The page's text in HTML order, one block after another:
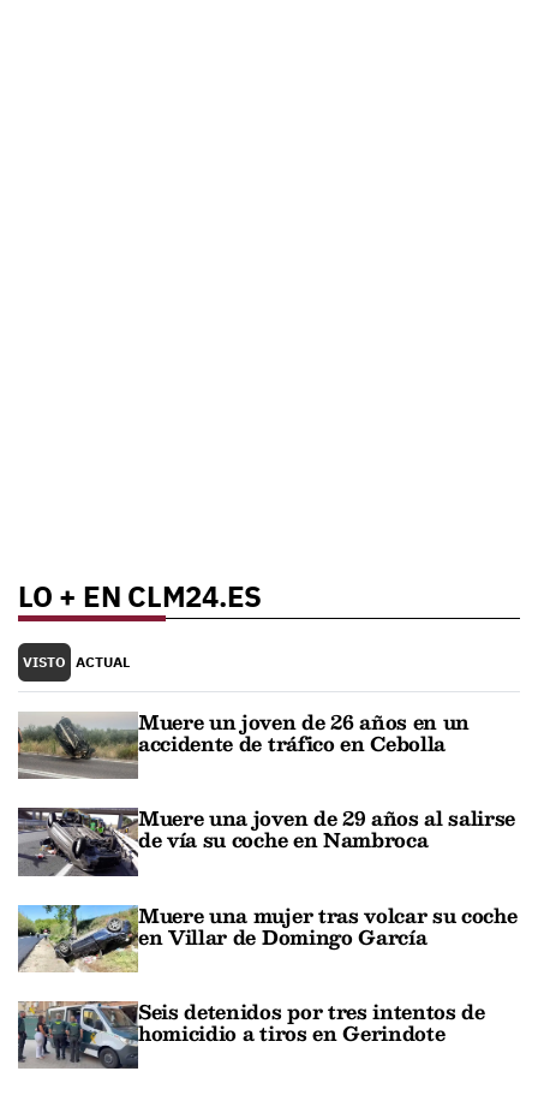
LO + EN CLM24.ES
VISTO ACTUAL
Muere un joven de 26 años en un
accidente de tráfico en Cebolla
Muere una joven de 29 años al salirse
de vía su coche en Nambroca
Muere una mujer tras volcar su coche
en Villar de Domingo García
Seis detenidos por tres intentos de
homicidio a tiros en Gerindote